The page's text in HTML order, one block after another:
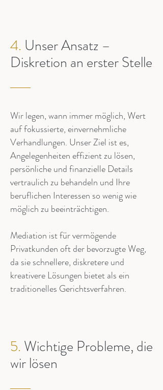
4. Unser Ansatz –
Diskretion an erster Stelle
Wir legen, wann immer möglich, Wert
auf fokussierte, einvernehmliche
Verhandlungen. Unser Ziel ist es,
Angelegenheiten effizient zu lösen,
persönliche und finanzielle Details
vertraulich zu behandeln und Ihre
beruflichen Interessen so wenig wie
möglich zu beeinträchtigen.
Mediation ist für vermögende
Privatkunden oft der bevorzugte Weg,
da sie schnellere, diskretere und
kreativere Lösungen bietet als ein
traditionelles Gerichtsverfahren.
5. Wichtige Probleme, die
wir lösen